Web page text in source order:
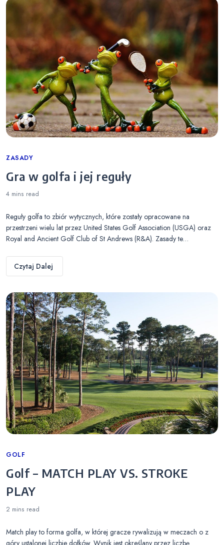
Categories
ZASADY
Gra w golfa i jej reguły
4 mins read
Reguły golfa to zbiór wytycznych, które zostały opracowane na
przestrzeni wielu lat przez United States Golf Association (USGA) oraz
Royal and Ancient Golf Club of St Andrews (R&A). Zasady te…
Czytaj Dalej
Categories
GOLF
Golf – MATCH PLAY VS. STROKE
PLAY
2 mins read
Match play to forma golfa, w której gracze rywalizują w meczach o z
góry ustalonej liczbie dołków. Wynik jest określany przez liczbę